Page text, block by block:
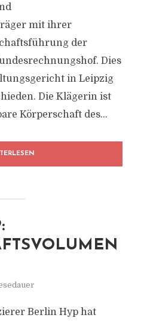
mit ihrer
der
Dies
in Leipzig
Die Klägerin ist
Körperschaft des...
Berlin Hyp hat